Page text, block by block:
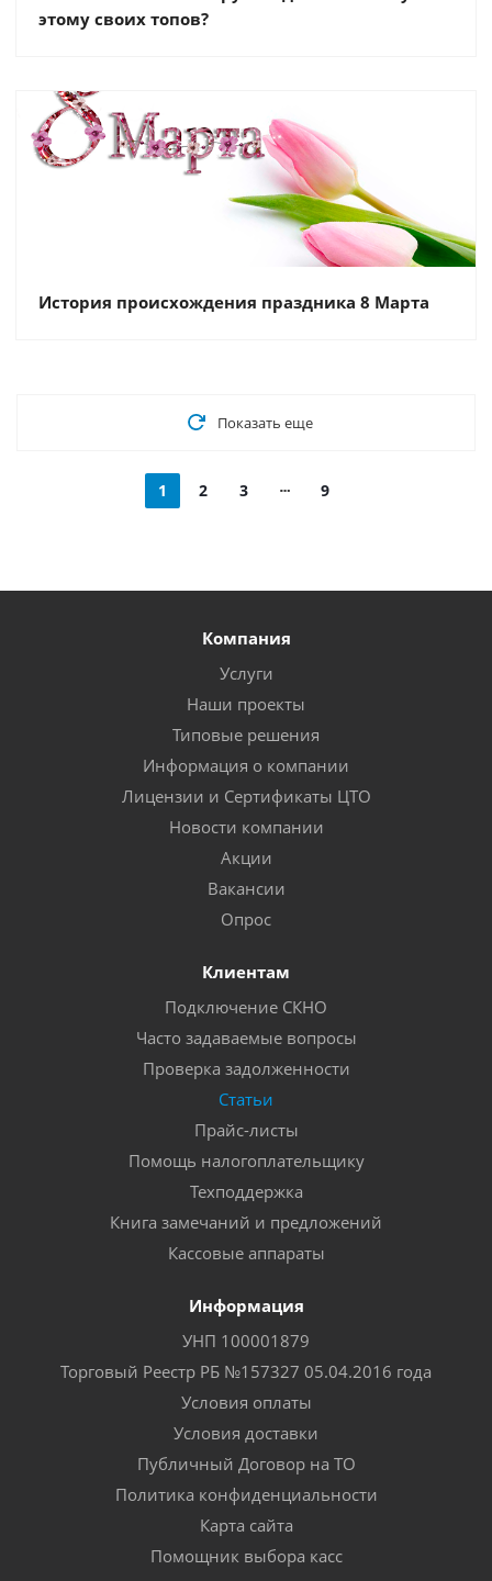
этому своих топов?
История происхождения праздника 8 Марта
Показать еще
1 2 3 9
Компания
Услуги
Наши проекты
Типовые решения
Информация о компании
Лицензии и Сертификаты ЦТО
Новости компании
Акции
Вакансии
Опрос
Клиентам
Подключение СКНО
Часто задаваемые вопросы
Проверка задолженности
Статьи
Прайс-листы
Помощь налогоплательщику
Техподдержка
Книга замечаний и предложений
Кассовые аппараты
Информация
УНП 100001879
Торговый Реестр РБ №157327 05.04.2016 года
Условия оплаты
Условия доставки
Публичный Договор на ТО
Политика конфиденциальности
Карта сайта
Помощник выбора касс